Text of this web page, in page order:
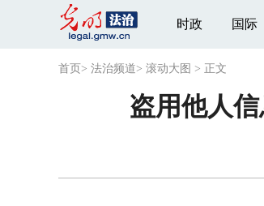
时政 国际
首页 > 法治频道> 滚动大图 > 正文
盗用他人